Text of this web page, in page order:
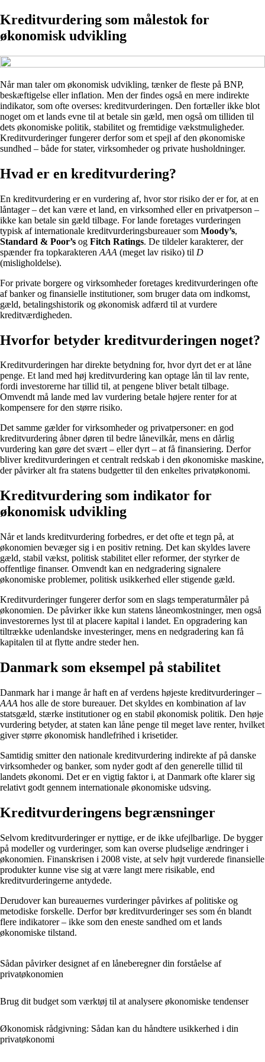
Kreditvurdering som målestok for
økonomisk udvikling
Når man taler om økonomisk udvikling, tænker de fleste på BNP,
beskæftigelse eller inflation. Men der findes også en mere indirekte
indikator, som ofte overses: kreditvurderingen. Den fortæller ikke blot
noget om et lands evne til at betale sin gæld, men også om tilliden til
dets økonomiske politik, stabilitet og fremtidige vækstmuligheder.
Kreditvurderinger fungerer derfor som et spejl af den økonomiske
sundhed – både for stater, virksomheder og private husholdninger.
Hvad er en kreditvurdering?
En kreditvurdering er en vurdering af, hvor stor risiko der er for, at en
låntager – det kan være et land, en virksomhed eller en privatperson –
ikke kan betale sin gæld tilbage. For lande foretages vurderingen
typisk af internationale kreditvurderingsbureauer som Moody’s,
Standard & Poor’s og Fitch Ratings. De tildeler karakterer, der
spænder fra topkarakteren AAA (meget lav risiko) til D
(misligholdelse).
For private borgere og virksomheder foretages kreditvurderingen ofte
af banker og finansielle institutioner, som bruger data om indkomst,
gæld, betalingshistorik og økonomisk adfærd til at vurdere
kreditværdigheden.
Hvorfor betyder kreditvurderingen noget?
Kreditvurderingen har direkte betydning for, hvor dyrt det er at låne
penge. Et land med høj kreditvurdering kan optage lån til lav rente,
fordi investorerne har tillid til, at pengene bliver betalt tilbage.
Omvendt må lande med lav vurdering betale højere renter for at
kompensere for den større risiko.
Det samme gælder for virksomheder og privatpersoner: en god
kreditvurdering åbner døren til bedre lånevilkår, mens en dårlig
vurdering kan gøre det svært – eller dyrt – at få finansiering. Derfor
bliver kreditvurderingen et centralt redskab i den økonomiske maskine,
der påvirker alt fra statens budgetter til den enkeltes privatøkonomi.
Kreditvurdering som indikator for
økonomisk udvikling
Når et lands kreditvurdering forbedres, er det ofte et tegn på, at
økonomien bevæger sig i en positiv retning. Det kan skyldes lavere
gæld, stabil vækst, politisk stabilitet eller reformer, der styrker de
offentlige finanser. Omvendt kan en nedgradering signalere
økonomiske problemer, politisk usikkerhed eller stigende gæld.
Kreditvurderinger fungerer derfor som en slags temperaturmåler på
økonomien. De påvirker ikke kun statens låneomkostninger, men også
investorernes lyst til at placere kapital i landet. En opgradering kan
tiltrække udenlandske investeringer, mens en nedgradering kan få
kapitalen til at flytte andre steder hen.
Danmark som eksempel på stabilitet
Danmark har i mange år haft en af verdens højeste kreditvurderinger –
AAA hos alle de store bureauer. Det skyldes en kombination af lav
statsgæld, stærke institutioner og en stabil økonomisk politik. Den høje
vurdering betyder, at staten kan låne penge til meget lave renter, hvilket
giver større økonomisk handlefrihed i krisetider.
Samtidig smitter den nationale kreditvurdering indirekte af på danske
virksomheder og banker, som nyder godt af den generelle tillid til
landets økonomi. Det er en vigtig faktor i, at Danmark ofte klarer sig
relativt godt gennem internationale økonomiske udsving.
Kreditvurderingens begrænsninger
Selvom kreditvurderinger er nyttige, er de ikke ufejlbarlige. De bygger
på modeller og vurderinger, som kan overse pludselige ændringer i
økonomien. Finanskrisen i 2008 viste, at selv højt vurderede finansielle
produkter kunne vise sig at være langt mere risikable, end
kreditvurderingerne antydede.
Derudover kan bureauernes vurderinger påvirkes af politiske og
metodiske forskelle. Derfor bør kreditvurderinger ses som én blandt
flere indikatorer – ikke som den eneste sandhed om et lands
økonomiske tilstand.
Sådan påvirker designet af en låneberegner din forståelse af
privatøkonomien
Brug dit budget som værktøj til at analysere økonomiske tendenser
Økonomisk rådgivning: Sådan kan du håndtere usikkerhed i din
privatøkonomi